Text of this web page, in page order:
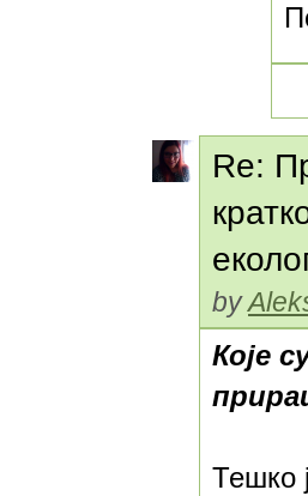
Re:
by
Које
Тешко